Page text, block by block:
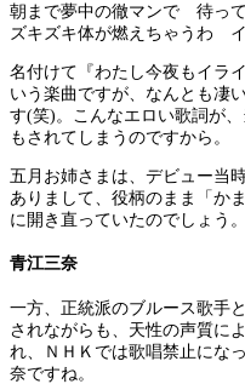
朝まで夢中の徹マンで 待っ
ズキズキ体が燃えちゃうわ
名付けて『わたし今夜もイラ
いう楽曲ですが、なんとも凄
す(笑)。こんなエロい歌詞が
もされてしまうのですから。
五月お姉さまは、デビュー当
ありまして、役柄のまま「か
に開き直っていたのでしょう。
青江三奈
一方、正統派のブルース歌手
されながらも、天性の声質に
れ、ＮＨＫでは歌唱禁止にな
奈ですね。